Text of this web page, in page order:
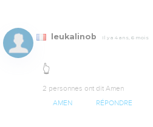
leukalinob Il y a 4 ans, 6 mois
👆
2 personnes ont dit Amen
AMEN RÉPONDRE